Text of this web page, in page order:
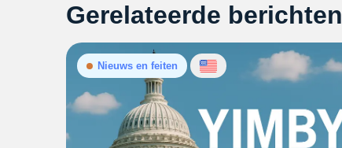
Gerelateerde berichten
Nieuws en feiten